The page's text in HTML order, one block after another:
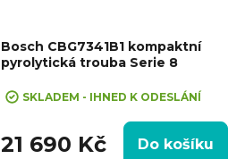
Bosch CBG7341B1 kompaktní
pyrolytická trouba Serie 8
SKLADEM - IHNED K ODESLÁNÍ
21 690 Kč Do košíku